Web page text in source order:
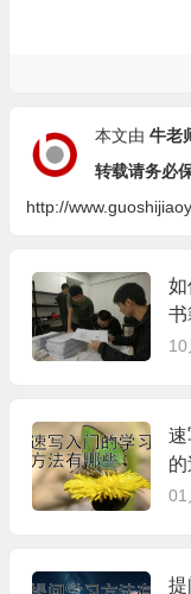
本文由 牛老
转载请务必
http://
如
书
10
速
01
提